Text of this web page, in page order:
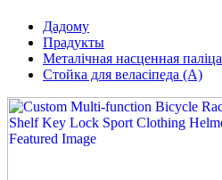
Дадому
Прадукты
Металічная насценная паліца
Стойка для веласіпеда (А)